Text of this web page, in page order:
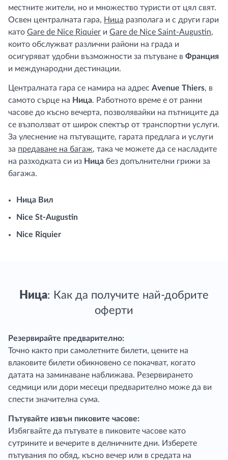
местните жители, но и множество туристи от цял свят.
Освен централната гара, Ница разполага и с други гари
като Gare de Nice Riquier и Gare de Nice Saint-Augustin,
които обслужват различни райони на града и
осигуряват удобни възможности за пътуване в Франция
и международни дестинации.
Централната гара се намира на адрес Avenue Thiers, в
самото сърце на Ница. Работното време е от ранни
часове до късно вечерта, позволявайки на пътниците да
се възползват от широк спектър от транспортни услуги.
За улеснение на пътуващите, гарата предлага и услуги
за предаване на багаж, така че можете да се насладите
на разходката си из Ница без допълнителни грижи за
багажа.
Ница Вил
Nice St-Augustin
Nice Riquier
Ница: Как да получите най-добрите
оферти
Резервирайте предварително:
Точно както при самолетните билети, цените на
влаковите билети обикновено се покачват, когато
датата на заминаване наближава. Резервирането
седмици или дори месеци предварително може да ви
спести значителна сума.
Пътувайте извън пиковите часове:
Избягвайте да пътувате в пиковите часове като
сутрините и вечерите в делничните дни. Изберете
пътувания по обяд, късно вечер или в средата на